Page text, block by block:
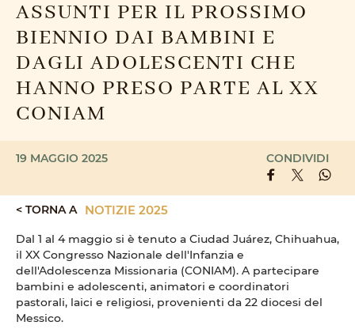
ASSUNTI PER IL PROSSIMO
BIENNIO DAI BAMBINI E
DAGLI ADOLESCENTI CHE
HANNO PRESO PARTE AL XX
CONIAM
19 MAGGIO 2025 CONDIVIDI
< TORNA A NOTIZIE 2025
Dal 1 al 4 maggio si è tenuto a Ciudad Juárez, Chihuahua,
il XX Congresso Nazionale dell'Infanzia e
dell'Adolescenza Missionaria (CONIAM). A partecipare
bambini e adolescenti, animatori e coordinatori
pastorali, laici e religiosi, provenienti da 22 diocesi del
Messico.